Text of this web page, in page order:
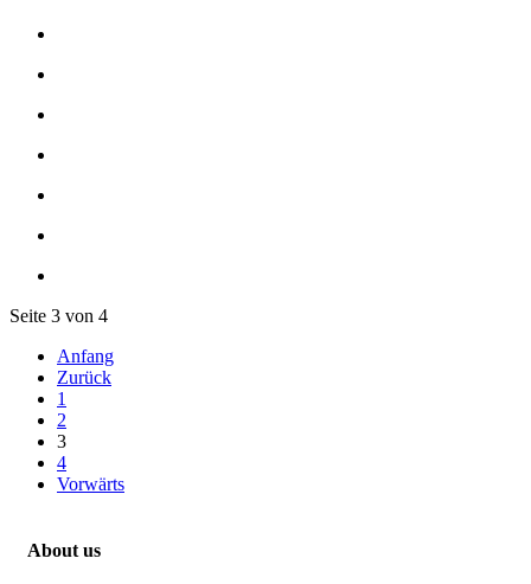
Seite 3 von 4
Anfang
Zurück
1
2
3
4
Vorwärts
About us